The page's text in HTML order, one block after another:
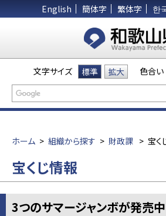
English 簡体字 繁体字 한
文字サイズ 標準 拡大 色合い
ホーム > 組織から探す > 財政課 > 宝く
宝くじ情報
3つのサマージャンボが発売中